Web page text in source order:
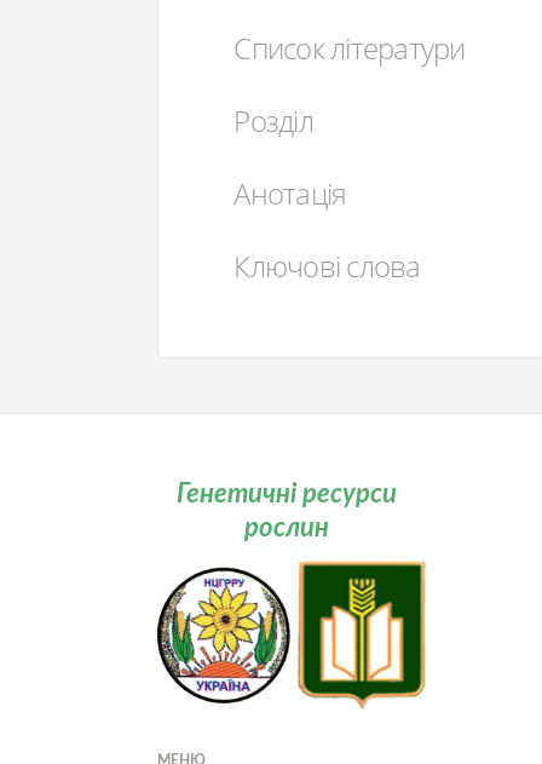
Список літератури
Розділ
Анотація
Ключові слова
Генетичні ресурси
рослин
МЕНЮ